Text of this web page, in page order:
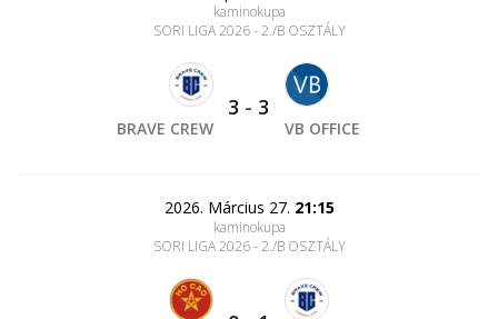
kaminokupa
SORI LIGA 2026 - 2./B OSZTÁLY
BRAVE CREW
3 - 3
VB OFFICE
2026. Március 27. 21:15
kaminokupa
SORI LIGA 2026 - 2./B OSZTÁLY